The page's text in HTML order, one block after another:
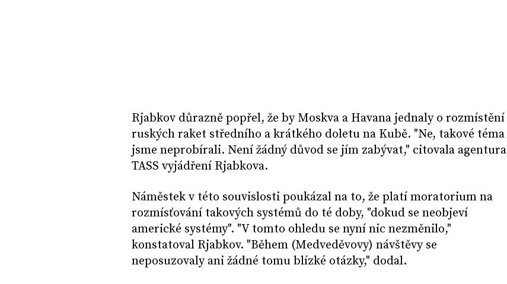
Rjabkov důrazně popřel, že by Moskva a Havana jednaly o rozmístění
ruských raket středního a krátkého doletu na Kubě. "Ne, takové téma
jsme neprobírali. Není žádný důvod se jím zabývat," citovala agentura
TASS vyjádření Rjabkova.
Náměstek v této souvislosti poukázal na to, že platí moratorium na
rozmísťování takových systémů do té doby, "dokud se neobjeví
americké systémy". "V tomto ohledu se nyní nic nezměnilo,"
konstatoval Rjabkov. "Během (Medveděvovy) návštěvy se
neposuzovaly ani žádné tomu blízké otázky," dodal.